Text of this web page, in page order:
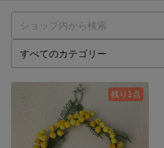
残り1点